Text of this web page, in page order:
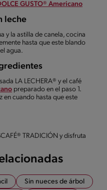
GUSTO® Americano
leche
y la astilla de canela, cocina
hasta que este blando
agua.
LA LECHERA® y el café
preparado en el paso 1.
en cuando hasta que este
TRADICIÓN y disfruta
Sin nueces de árbol